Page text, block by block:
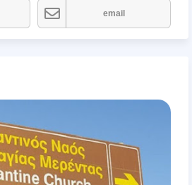
email